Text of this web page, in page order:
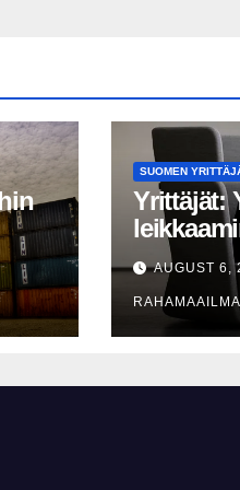
SUOMEN
Yrittäjät:
AUGUST 6,
RAHAMAAILMA